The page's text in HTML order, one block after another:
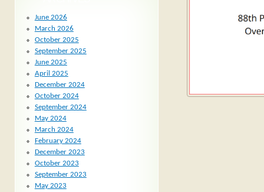
June 2026
March 2026
October 2025
September 2025
June 2025
April 2025
December 2024
October 2024
September 2024
May 2024
March 2024
February 2024
December 2023
October 2023
September 2023
May 2023